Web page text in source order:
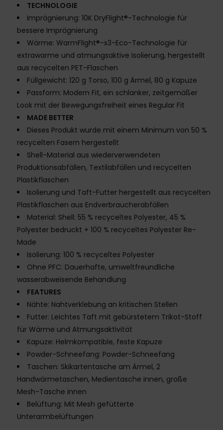
TECHNOLOGIE
Imprägnierung: 10K DryFlight®-Technologie für
bessere Imprägnierung
Wärme: WarmFlight®-x3-Eco-Technologie für
extrawarme und atmungsaktive Isolierung, hergestellt
aus recycelten PET-Flaschen
Füllgewicht: 120 g Torso, 100 g Ärmel, 80 g Kapuze
Passform: Modern Fit, ein schlanker, zeitgemäßer
Look mit der Bewegungsfreiheit eines Regular Fit
MADE BETTER
Dieses Produkt wurde mit einem Minimum von 50 %
recycelten Fasern hergestellt
Shell-Material aus wiederverwendeten
Produktionsabfällen, Textilabfällen und recycelten
Plastikflaschen
Isolierung und Taft-Futter hergestellt aus recycelten
Plastikflaschen aus Endverbraucherabfällen
Material: Shell: 55 % recyceltes Polyester, 45 %
Polyester bedruckt + 100 % recyceltes Polyester Re-
Made
Isolierung: 100 % recyceltes Polyester
Ohne PFC: Dauerhafte, umweltfreundliche
wasserabweisende Behandlung
FEATURES
Nähte: Nahtverklebung an kritischen Stellen
Futter: Leichtes Taft mit gebürstetem Trikot-Stoff
für Wärme und Atmungsaktivität
Kapuze: Helmkompatible, feste Kapuze
Powder-Schneefang: Powder-Schneefang
Taschen: Skikartentasche am Ärmel, 2
Handwärmetaschen, Medientasche innen, große
Mesh-Tasche innen
Belüftung: Mit Mesh gefütterte
Unterarmbelüftungen